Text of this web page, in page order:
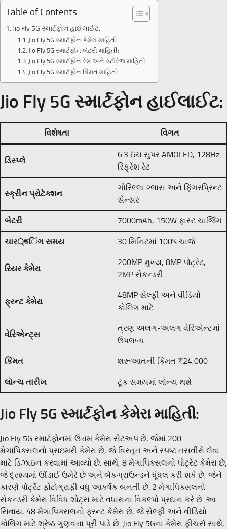
Table of Contents
Jio Fly 5G સ્માર્ટફોન હાઈલાઈટ:
Jio Fly 5G સ્માર્ટફોન કેમેરા માહિતી:
Jio Fly 5G સ્માર્ટફોન બેટરી માહિતી:
Jio Fly 5G સ્માર્ટફોન રેમ અને સ્ટોરેજ માહિતી:
Jio Fly 5G સ્માર્ટફોન કિંમત માહિતી:
Jio Fly 5G સ્માર્ટફોન હાઈલાઈટ:
વિશેષતા વિગત
ડિસ્પ્લે
6.3 ઇંચ સુપર AMOLED, 128Hz
રિફ્રેશ રેટ
સ્ક્રીન પ્રોટેક્શન
ગોરિલ્લા ગ્લાસ અને ફિંગરપ્રિન્ટ
સેન્સર
બેટરી 7000mAh, 150W ફાસ્ટ ચાર્જિંગ
ચાર্জિંગ સમય 30 મિનિટમાં 100% ચાર્જ
રિયર કેમેરા
200MP મુખ્ય, 8MP પોટ્રેટ,
2MP સેકન્ડરી
ફ્રન્ટ કેમેરા
48MP સેલ્ફી અને વીડિયો
કોલિંગ માટે
વેરિએન્ટ્સ
ત્રણ અલગ-અલગ વેરિએન્ટમાં
ઉપલબ્ધ
કિંમત શરૂઆતની કિંમત ₹24,000
લૉન્ચ તારીખ ટૂંક સમયમાં લોન્ચ થશે
Jio Fly 5G સ્માર્ટફોન કેમેરા માહિતી:
Jio Fly 5G સ્માર્ટફોનમાં ઉત્તમ કેમેરા સેટઅપ છે, જેમાં 200
મેગાપિક્સલનો પ્રાઇમરી કેમેરા છે, જે વિસ્તૃત અને સ્પષ્ટ તસવીરો લેવા
માટે ડિઝાઇન કરવામાં આવ્યો છે. સાથે, 8 મેગાપિક્સલનો પોટ્રેટ કેમેરા છે,
જે દ્રશ્યમાં ઊંડાઈ ઉમેરે છે અને બેકગ્રાઉન્ડને ધૂંધલ કરી શકે છે, જેને
કારણે પોર્ટ્રેટ ફોટોગ્રાફી વધુ આકર્ષક બનતી છે. 2 મેગાપિક્સલનો
સેકન્ડરી કેમેરા વિવિધ શોટ્સ માટે વધારાના વિકલ્પો પ્રદાન કરે છે. આ
સિવાય, 48 મેગાપિક્સલનો ફ્રન્ટ કેમેરા છે, જે સેલ્ફી અને વીડિયો
કોલિંગ માટે શ્રેષ્ઠ ગુણવત્તા પૂરી પાડે છે. Jio Fly 5Gના કેમેરા ફીચર્સ સાથે,